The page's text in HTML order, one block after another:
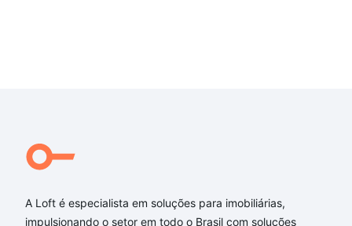
A Loft é especialista em soluções para imobiliárias,
impulsionando o setor em todo o Brasil com soluções